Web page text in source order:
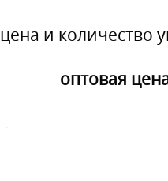
цена и количество
оптовая